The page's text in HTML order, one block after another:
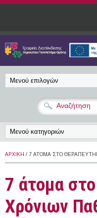
Παράκαμψη προς το κυρίως
ΑΡΧΙΚΉ / 7 ΆΤΟΜΑ ΣΤΟ
7 άτομα
Χρόνιων